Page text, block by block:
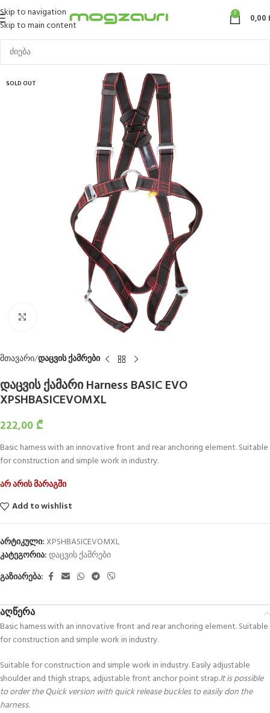
Skip to navigation
Skip to main content
0 0,00
SOLD OUT
მთავარი დაცვის ქამრები
დაცვის ქამარი Harness BASIC EVO
XPSHBASICEVOMXL
222,00 ₾
Basic harness with an innovative front and rear anchoring element. Suitable
for construction and simple work in industry.
არ არის მარაგში
Add to wishlist
არტიკული: XPSHBASICEVOMXL
კატეგორია:დაცვის ქამრები
გაზიარება:
აღწერა
Basic harness with an innovative front and rear anchoring element. Suitable
for construction and simple work in industry.
Suitable for construction and simple work in industry. Easily adjustable
shoulder and thigh straps, adjustable front anchor point strap.It is possible
to order the Quick version with quick release buckles to easily don the
harness.